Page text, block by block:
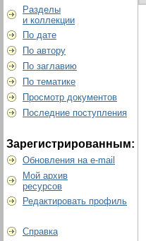
Разделы
и коллекции
По дате
По автору
По заглавию
По тематике
Просмотр документов
Последние поступления
Зарегистрированным:
Обновления на e-mail
Мой архив
ресурсов
Редактировать профиль
Справка